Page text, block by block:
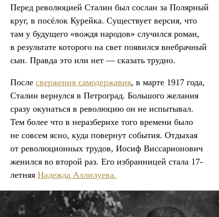
Перед революцией Сталин был сослан за Полярный
круг, в посёлок Курейка. Существует версия, что
там у будущего «вождя народов» случился роман,
в результате которого на свет появился внебрачный
сын. Правда это или нет — сказать трудно.
После свержения самодержавия, в марте 1917 года,
Сталин вернулся в Петроград. Большого желания
сразу окунаться в революцию он не испытывал.
Тем более что в неразберихе того времени было
не совсем ясно, куда повернут события. Отдыхая
от революционных трудов, Иосиф Виссарионович
женился во второй раз. Его избранницей стала 17-
летняя Надежда Аллилуева.